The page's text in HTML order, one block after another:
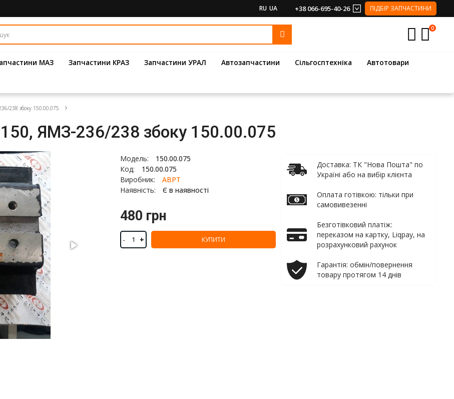
RU UA +38 066-695-40-26 ПІДБІР ЗАПЧАСТИНИ
0
МАЗ Запчастини КРАЗ Запчастини УРАЛ Автозапчастини Сільгосптехніка Автотовари
238 збоку 150.00.075
ЯМЗ-236/238 збоку 150.00.075
Модель:
150.00.075
Код:
150.00.075
Виробник:
АВРТ
Наявність:
Є в наявності
480 грн
- + КУПИТИ
Доставка: ТК "Нова Пошта" по
Україні або на вибір клієнта
Оплата готівкою: тільки при
самовивезенні
Безготівковий платіж:
переказом на картку, Liqpay, на
розрахунковий рахунок
Гарантія: обмін/повернення
товару протягом 14 днів